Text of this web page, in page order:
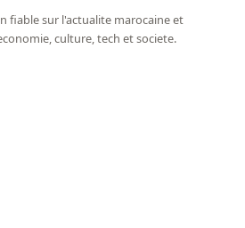
fiable sur l'actualite marocaine et
culture, tech et societe.